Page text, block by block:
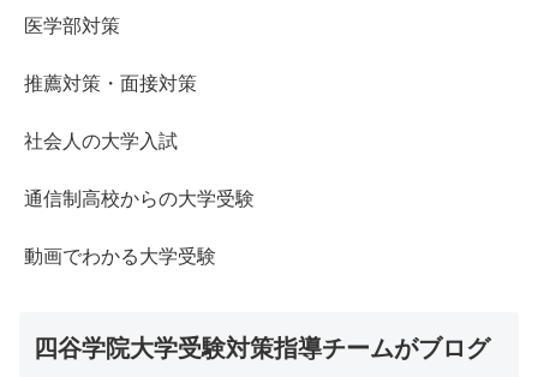
医学部対策
推薦対策・面接対策
社会人の大学入試
通信制高校からの大学受験
動画でわかる大学受験
四谷学院大学受験対策指導チームがブログ